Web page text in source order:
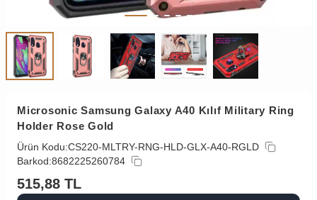
Microsonic Samsung Galaxy A40 Kılıf Military Ring
Holder Rose Gold
Ürün Kodu:CS220-MLTRY-RNG-HLD-GLX-A40-RGLD
Barkod:8682225260784
515,88 TL